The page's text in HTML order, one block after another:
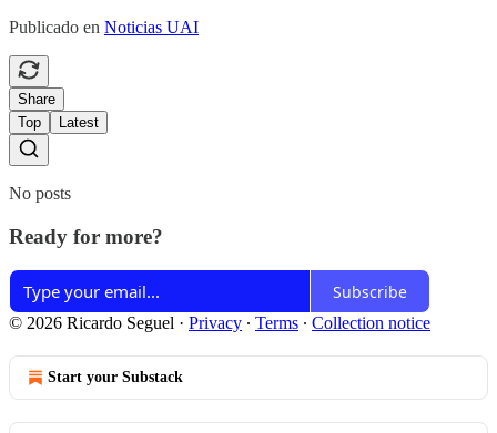
Publicado en Noticias UAI
Share
Top
Latest
No posts
Ready for more?
Subscribe
© 2026 Ricardo Seguel · Privacy ∙ Terms ∙ Collection notice
Start your Substack